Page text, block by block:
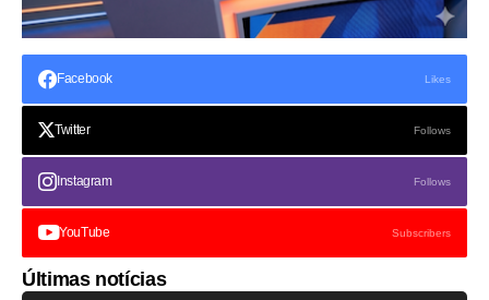
Facebook Likes
Twitter Follows
Instagram Follows
YouTube Subscribers
Últimas notícias